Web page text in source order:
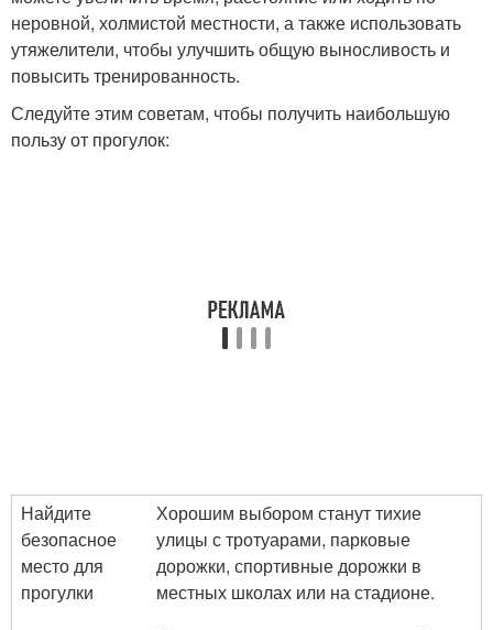
неровной, холмистой местности, а также использовать
утяжелители, чтобы улучшить общую выносливость и
повысить тренированность.
Следуйте этим советам, чтобы получить наибольшую
пользу от прогулок:
Найдите
безопасное
место для
прогулки
Хорошим выбором станут тихие
улицы с тротуарами, парковые
дорожки, спортивные дорожки в
местных школах или на стадионе.